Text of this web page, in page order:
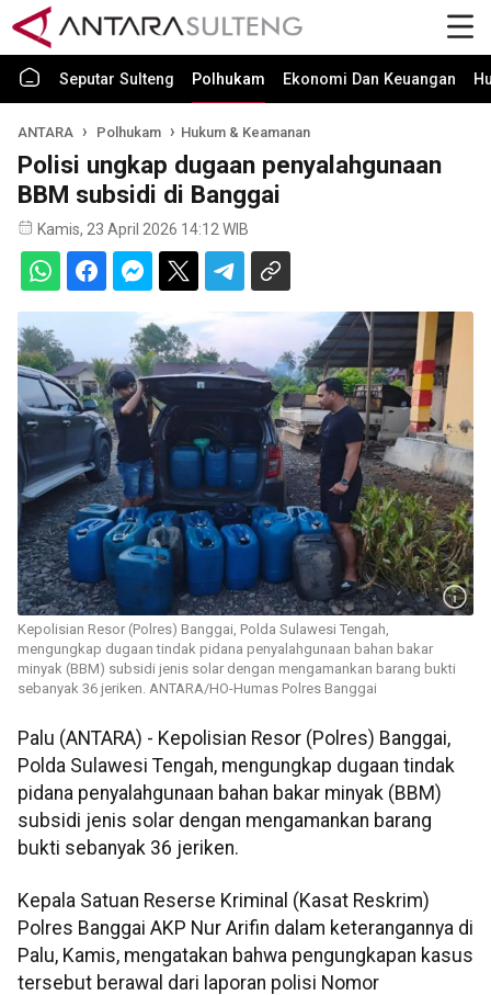
Seputar Sulteng Polhukam Ekonomi Dan Keuangan
ANTARA Polhukam Hukum & Keamanan
Polisi ungkap dugaan penyalahgunaan
BBM subsidi di Banggai
Kamis, 23 April 2026 14:12 WIB
Kepolisian Resor (Polres) Banggai, Polda Sulawesi Tengah,
mengungkap dugaan tindak pidana penyalahgunaan bahan bakar
minyak (BBM) subsidi jenis solar dengan mengamankan barang bukti
sebanyak 36 jeriken. ANTARA/HO-Humas Polres Banggai
Palu (ANTARA) - Kepolisian Resor (Polres) Banggai,
Polda Sulawesi Tengah, mengungkap dugaan tindak
pidana penyalahgunaan bahan bakar minyak (BBM)
subsidi jenis solar dengan mengamankan barang
bukti sebanyak 36 jeriken.
Kepala Satuan Reserse Kriminal (Kasat Reskrim)
Polres Banggai AKP Nur Arifin dalam keterangannya di
Palu, Kamis, mengatakan bahwa pengungkapan kasus
tersebut berawal dari laporan polisi Nomor